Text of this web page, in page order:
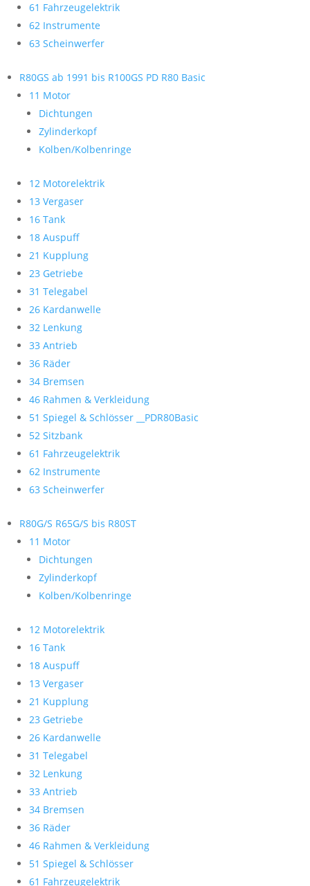
61 Fahrzeugelektrik
62 Instrumente
63 Scheinwerfer
R80GS ab 1991 bis R100GS PD R80 Basic
11 Motor
Dichtungen
Zylinderkopf
Kolben/Kolbenringe
12 Motorelektrik
13 Vergaser
16 Tank
18 Auspuff
21 Kupplung
23 Getriebe
31 Telegabel
26 Kardanwelle
32 Lenkung
33 Antrieb
36 Räder
34 Bremsen
46 Rahmen & Verkleidung
51 Spiegel & Schlösser __PDR80Basic
52 Sitzbank
61 Fahrzeugelektrik
62 Instrumente
63 Scheinwerfer
R80G/S R65G/S bis R80ST
11 Motor
Dichtungen
Zylinderkopf
Kolben/Kolbenringe
12 Motorelektrik
16 Tank
18 Auspuff
13 Vergaser
21 Kupplung
23 Getriebe
26 Kardanwelle
31 Telegabel
32 Lenkung
33 Antrieb
34 Bremsen
36 Räder
46 Rahmen & Verkleidung
51 Spiegel & Schlösser
61 Fahrzeugelektrik